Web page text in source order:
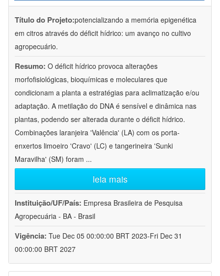
Título do Projeto:potencializando a memória epigenética
em citros através do déficit hídrico: um avanço no cultivo
agropecuário.
Resumo: O déficit hídrico provoca alterações
morfofisiológicas, bioquímicas e moleculares que
condicionam a planta a estratégias para aclimatização e/ou
adaptação. A metilação do DNA é sensível e dinâmica nas
plantas, podendo ser alterada durante o déficit hídrico.
Combinações laranjeira 'Valência' (LA) com os porta-
enxertos limoeiro 'Cravo' (LC) e tangerineira 'Sunki
Maravilha' (SM) foram ...
leia mais
Instituição/UF/País: Empresa Brasileira de Pesquisa
Agropecuária - BA - Brasil
Vigência: Tue Dec 05 00:00:00 BRT 2023-Fri Dec 31
00:00:00 BRT 2027